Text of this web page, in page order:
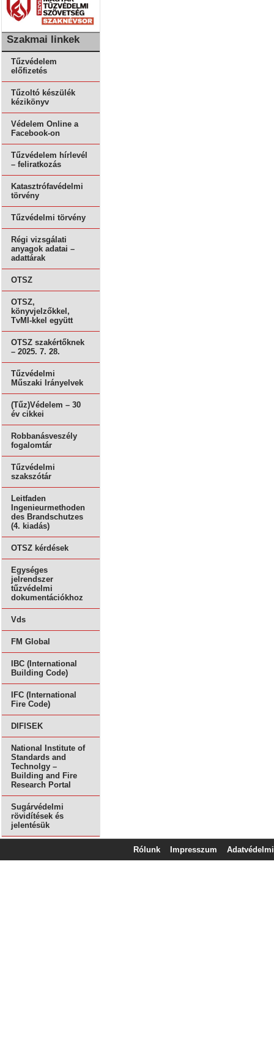
Szakmai linkek
Tűzvédelem
előfizetés
Tűzoltó készülék
kézikönyv
Védelem Online a
Facebook-on
Tűzvédelem hírlevél
– feliratkozás
Katasztrófavédelmi
törvény
Tűzvédelmi törvény
Régi vizsgálati
anyagok adatai –
adattárak
OTSZ
OTSZ,
könyvjelzőkkel,
TvMI-kkel együtt
OTSZ szakértőknek
– 2025. 7. 28.
Tűzvédelmi
Műszaki Irányelvek
(Tűz)Védelem – 30
év cikkei
Robbanásveszély
fogalomtár
Tűzvédelmi
szakszótár
Leitfaden
Ingenieurmethoden
des Brandschutzes
(4. kiadás)
OTSZ kérdések
Egységes
jelrendszer
tűzvédelmi
dokumentációkhoz
Vds
FM Global
IBC (International
Building Code)
IFC (International
Fire Code)
DIFISEK
National Institute of
Standards and
Technolgy –
Building and Fire
Research Portal
Sugárvédelmi
rövidítések és
jelentésük
Rólunk Impresszum